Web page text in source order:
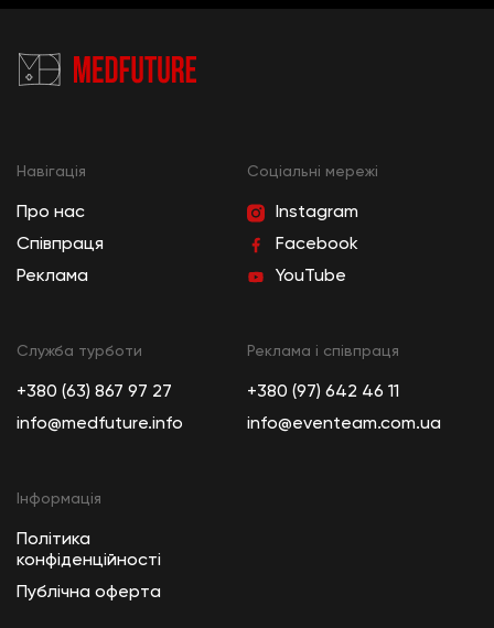
Навігація
Про нас
Співпраця
Реклама
Служба турботи
+380 (63) 867 97 27
info@medfuture.info
Реклама і співпраця
+380 (97) 642 46 11
info@eventeam.com.ua
Cоціальні мережі
Instagram
Facebook
YouTube
Інформація
Політика
конфіденційності
Публічна оферта